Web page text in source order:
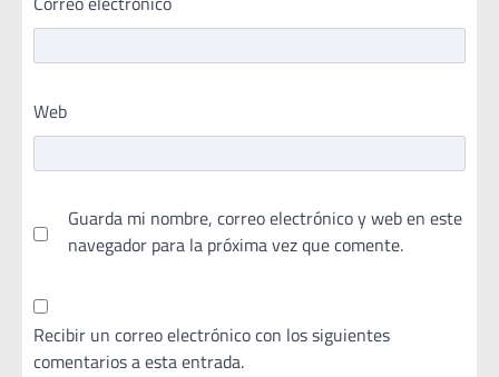
Web
Guarda mi nombre, correo electrónico y web en este
navegador para la próxima vez que comente.
Recibir un correo electrónico con los siguientes
comentarios a esta entrada.